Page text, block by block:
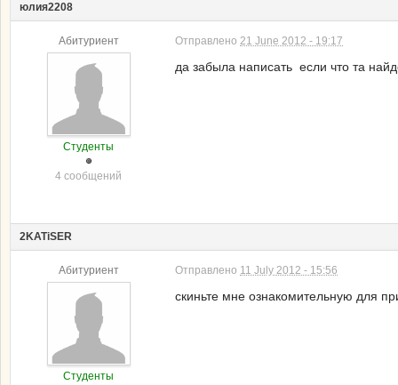
юлия2208
Абитуриент
Студенты
4 сообщений
Отправлено 21 June 2012 - 19:17
да забыла написать если что та
2KATiSER
Абитуриент
Студенты
Отправлено 11 July 2012 - 15:56
скиньте мне ознакомительную для